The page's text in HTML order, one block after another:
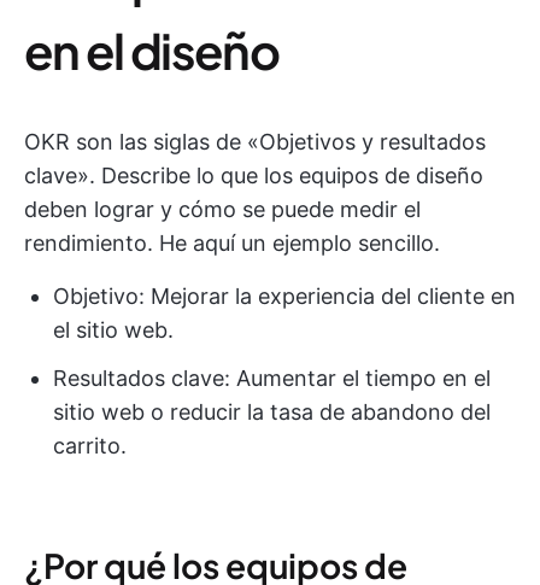
en el diseño
OKR son las siglas de «Objetivos y resultados
clave». Describe lo que los equipos de diseño
deben lograr y cómo se puede medir el
rendimiento. He aquí un ejemplo sencillo.
Objetivo: Mejorar la experiencia del cliente en
el sitio web.
Resultados clave: Aumentar el tiempo en el
sitio web o reducir la tasa de abandono del
carrito.
¿Por qué los equipos de